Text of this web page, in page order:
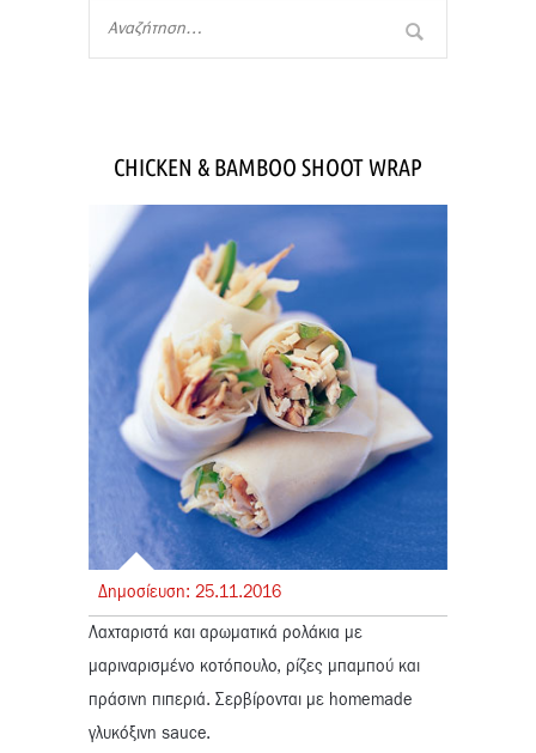
CHICKEN & BAMBOO SHOOT WRAP
Δημοσίευση: 25.11.2016
Λαχταριστά και αρωματικά ρολάκια με
μαριναρισμένο κοτόπουλο, ρίζες μπαμπού και
πράσινη πιπεριά. Σερβίρονται με homemade
γλυκόξινη sauce.